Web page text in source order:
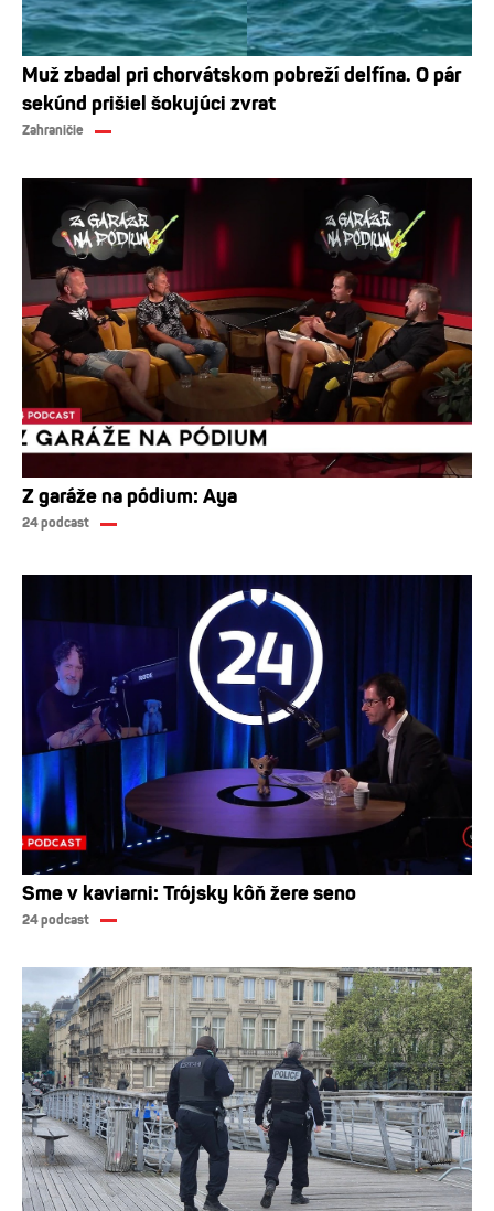
Muž zbadal pri chorvátskom pobreží delfína. O pár
sekúnd prišiel šokujúci zvrat
Zahraničie
Z garáže na pódium: Aya
24 podcast
Sme v kaviarni: Trójsky kôň žere seno
24 podcast